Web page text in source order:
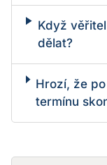
Když
dělat?
Hrozí, že
termínu